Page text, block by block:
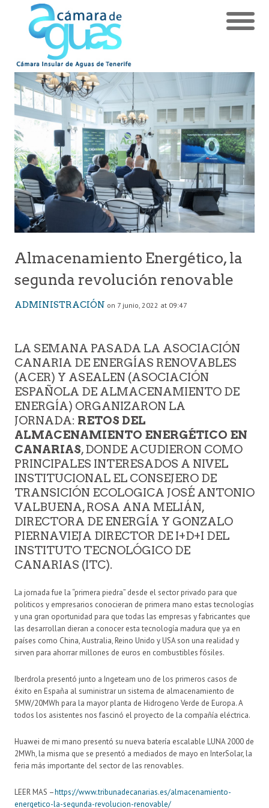
Almacenamiento Energético, la
segunda revolución renovable
ADMINISTRACIÓN on 7 junio, 2022 at 09:47
LA SEMANA PASADA LA ASOCIACIÓN
CANARIA DE ENERGÍAS RENOVABLES
(ACER) Y ASEALEN (ASOCIACIÓN
ESPAÑOLA DE ALMACENAMIENTO DE
ENERGÍA) ORGANIZARON LA
JORNADA: RETOS DEL
ALMACENAMIENTO ENERGÉTICO EN
CANARIAS, DONDE ACUDIERON COMO
PRINCIPALES INTERESADOS A NIVEL
INSTITUCIONAL EL CONSEJERO DE
TRANSICIÓN ECOLOGICA JOSÉ ANTONIO
VALBUENA, ROSA ANA MELIÁN,
DIRECTORA DE ENERGÍA Y GONZALO
PIERNAVIEJA DIRECTOR DE I+D+I DEL
INSTITUTO TECNOLÓGICO DE
CANARIAS (ITC).
La jornada fue la “primera piedra” desde el sector privado para que
politicos y empresarios conocieran de primera mano estas tecnologías
y una gran oportunidad para que todas las empresas y fabricantes que
las desarrollan dieran a conocer esta tecnología madura que ya en
países como China, Australia, Reino Unido y USA son una realidad y
sirven para ahorrar millones de euros en combustibles fósiles.
Iberdrola presentó junto a Ingeteam uno de los primeros casos de
éxito en España al suministrar un sistema de almacenamiento de
5MW/20MWh para la mayor planta de Hidrogeno Verde de Europa. A
todos los asistentes nos fascinó el proyecto de la compañía eléctrica.
Huawei de mi mano presentó su nueva batería escalable LUNA 2000 de
2MWh, la misma que se presentó a mediados de mayo en InterSolar, la
feria más importante del sector de las renovables.
LEER MAS –https://www.tribunadecanarias.es/almacenamiento-
energetico-la-segunda-revolucion-renovable/